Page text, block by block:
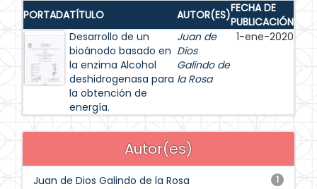
PORTADATÍTULO AUTOR(ES)FECHA DE
PUBLICACIÓN
Desarrollo de un
bioánodo basado en
la enzima Alcohol
deshidrogenasa para
la obtención de
energía.
Juan de
Dios
Galindo de
la Rosa
1-ene-2020
Autor(es)
1
Juan de Dios Galindo de la Rosa